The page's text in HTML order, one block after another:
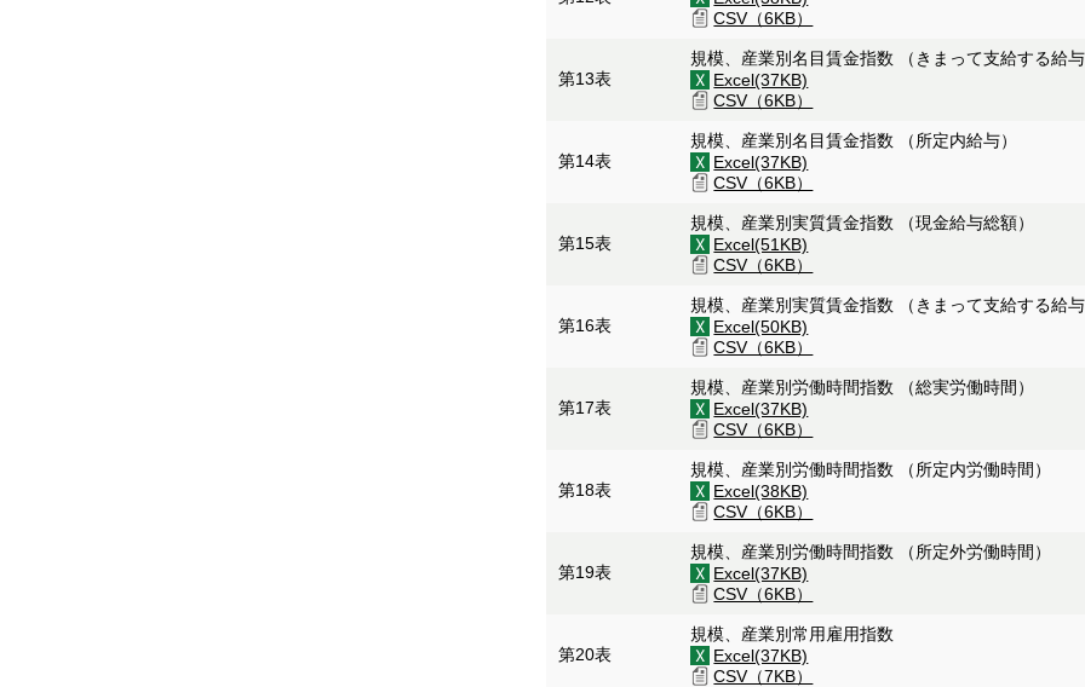
CSV（6KB）
第13表
規模、産業別名目賃金指数 （きまって支給する給与
Excel(37KB)
CSV（6KB）
第14表
規模、産業別名目賃金指数 （所定内給与）
Excel(37KB)
CSV（6KB）
第15表
規模、産業別実質賃金指数 （現金給与総額）
Excel(51KB)
CSV（6KB）
第16表
規模、産業別実質賃金指数 （きまって支給する給与
Excel(50KB)
CSV（6KB）
第17表
規模、産業別労働時間指数 （総実労働時間）
Excel(37KB)
CSV（6KB）
第18表
規模、産業別労働時間指数 （所定内労働時間）
Excel(38KB)
CSV（6KB）
第19表
規模、産業別労働時間指数 （所定外労働時間）
Excel(37KB)
CSV（6KB）
第20表
規模、産業別常用雇用指数
Excel(37KB)
CSV（7KB）